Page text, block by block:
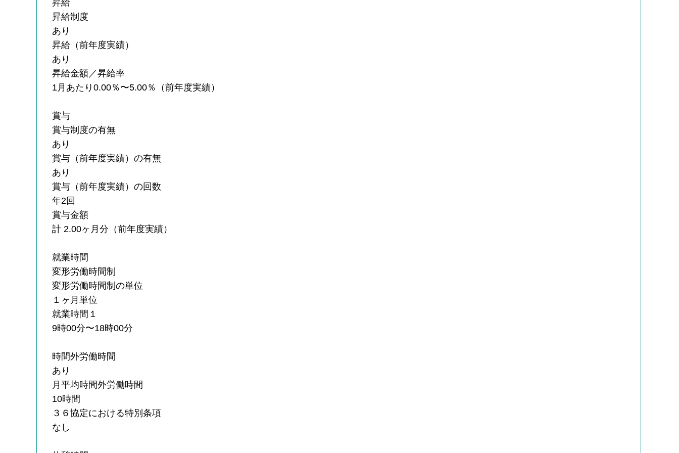
昇給
昇給制度
あり
昇給（前年度実績）
あり
昇給金額／昇給率
1月あたり0.00％〜5.00％（前年度実績）
賞与
賞与制度の有無
あり
賞与（前年度実績）の有無
あり
賞与（前年度実績）の回数
年2回
賞与金額
計 2.00ヶ月分（前年度実績）
就業時間
変形労働時間制
変形労働時間制の単位
１ヶ月単位
就業時間１
9時00分〜18時00分
時間外労働時間
あり
月平均時間外労働時間
10時間
３６協定における特別条項
なし